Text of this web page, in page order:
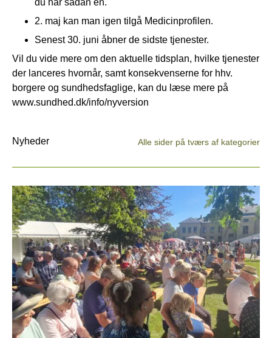
2. maj kan man igen tilgå Medicinprofilen.
Senest 30. juni åbner de sidste tjenester.
Vil du vide mere om den aktuelle tidsplan, hvilke tjenester
der lanceres hvornår, samt konsekvenserne for hhv.
borgere og sundhedsfaglige, kan du læse mere på
www.sundhed.dk/info/nyversion
Nyheder Alle sider på tværs af kategorier